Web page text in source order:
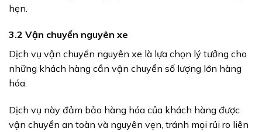
hẹn.
3.2 Vận chuyển nguyên xe
Dịch vụ vận chuyển nguyên xe là lựa chọn lý tưởng cho
những khách hàng cần vận chuyển số lượng lớn hàng
hóa.
Dịch vụ này đảm bảo hàng hóa của khách hàng được
vận chuyển an toàn và nguyên vẹn, tránh mọi rủi ro liên